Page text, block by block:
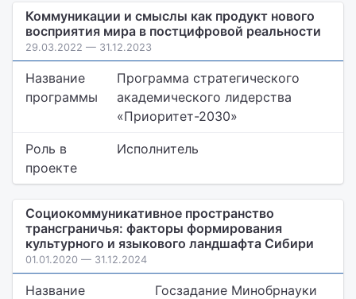
Коммуникации и смыслы как продукт нового
восприятия мира в постцифровой реальности
29.03.2022 — 31.12.2023
Название
программы
Программа стратегического
академического лидерства
«Приоритет-2030»
Роль в
проекте
Исполнитель
Социокоммуникативное пространство
трансграничья: факторы формирования
культурного и языкового ландшафта Сибири
01.01.2020 — 31.12.2024
Название
Госзадание Минобрнауки